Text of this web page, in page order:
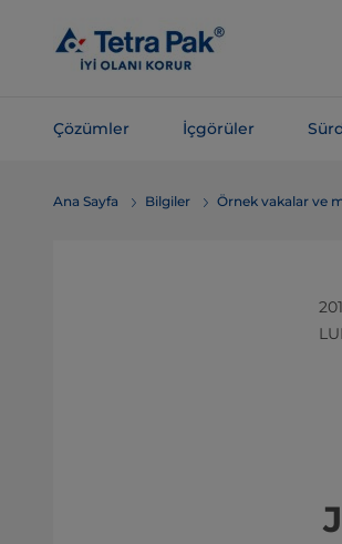
içeriğe
Çözümler İçgörüler
atlaAna Sayfa Bilgiler Örnek vakalar ve